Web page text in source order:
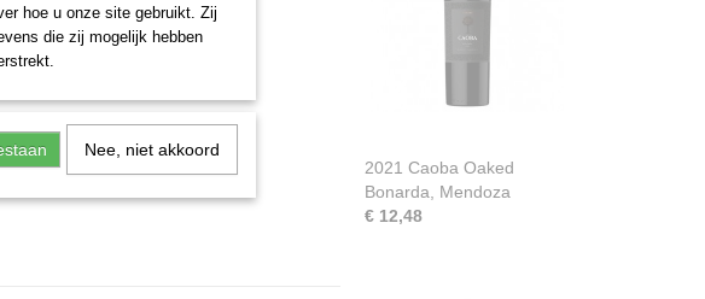
2021 Caoba Oaked
Bonarda, Mendoza
€ 12,48
hoe u onze site gebruikt. Zij
die zij mogelijk hebben
Nee, niet akkoord